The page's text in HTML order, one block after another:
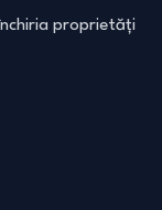
proprietăți